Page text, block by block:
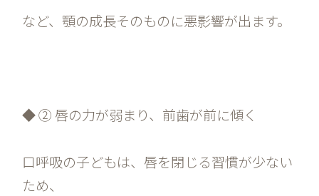
など、顎の成長そのものに悪影響が出ます。
◆ ② 唇の力が弱まり、前歯が前に傾く
口呼吸の子どもは、唇を閉じる習慣が少ない
ため、